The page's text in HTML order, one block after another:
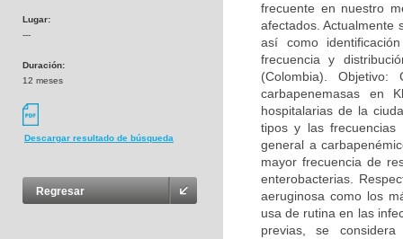
Lugar:
---
Duración:
12 meses
Descargar resultado de búsqueda
Regresar
frecuente en nuestro
afectados. Actualmente
así como
frecuencia y
(Colombia).
carbapenemasas en
hospitalarias de la
tipos y las frecuencias
general a
mayor frecuencia de
enterobacterias.
aeruginosa como los
usa de rutina en las
previas, se